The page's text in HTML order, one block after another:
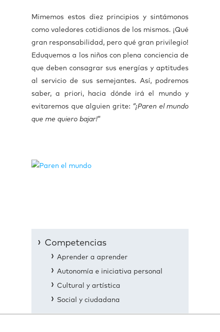
Mimemos estos diez principios y sintámonos
como valedores cotidianos de los mismos. ¡Qué
gran responsabilidad, pero qué gran privilegio!
Eduquemos a los niños con plena conciencia de
que deben consagrar sus energías y aptitudes
al servicio de sus semejantes. Así, podremos
saber, a priori, hacia dónde irá el mundo y
evitaremos que alguien grite: “¡Paren el mundo
que me quiero bajar!”
Competencias
Aprender a aprender
Autonomía e iniciativa personal
Cultural y artística
Social y ciudadana